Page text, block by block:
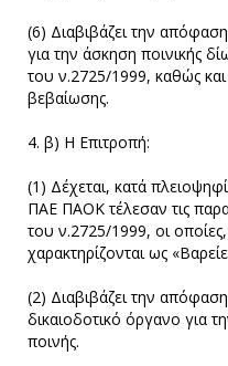
(6) Διαβιβάζει την
για την άσκηση ποινικής
του ν.2725/1999, καθώς
βεβαίωσης.
4. β) Η Επιτροπή:
(1) Δέχεται, κατά
ΠΑΕ ΠΑΟΚ τέλεσαν τις
του ν.2725/1999, οι
χαρακτηρίζονται ως
(2) Διαβιβάζει την
δικαιοδοτικό όργανο για
ποινής.